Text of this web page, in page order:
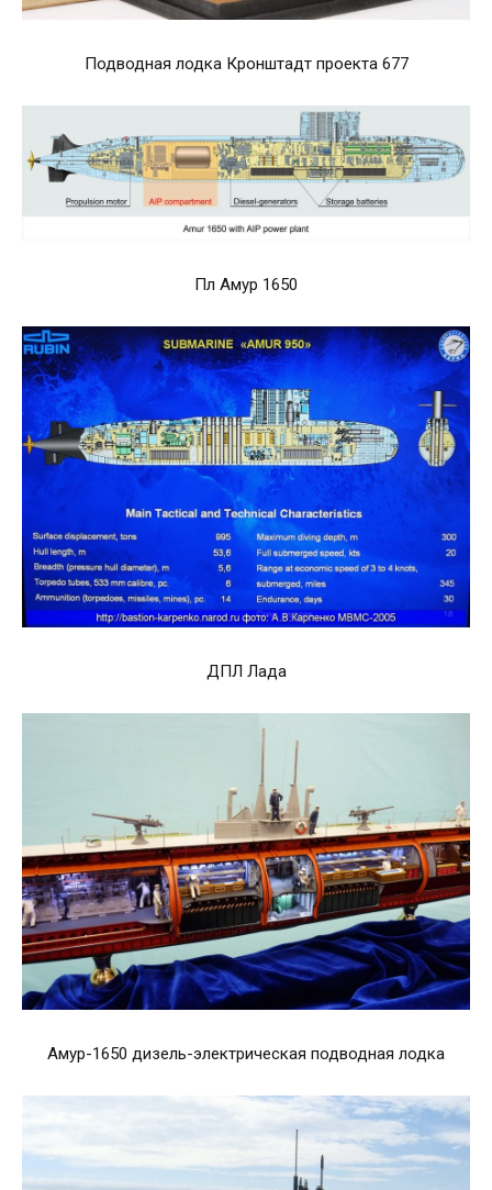
Подводная лодка Кронштадт проекта 677
Пл Амур 1650
ДПЛ Лада
Амур-1650 дизель-электрическая подводная лодка